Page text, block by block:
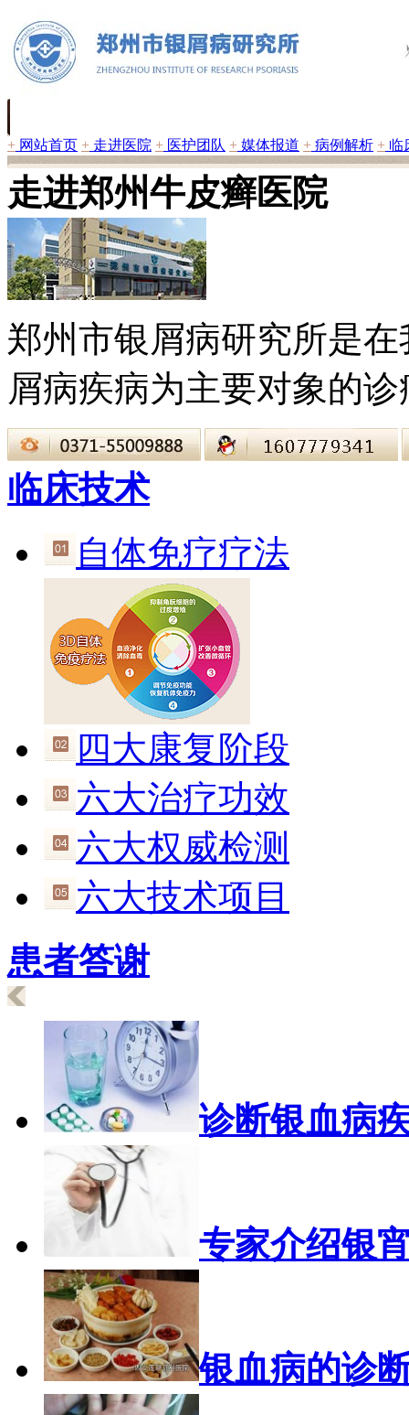
+ 网站首页 + 走进医院 + 医护团队 + 媒体报道 + 病例解析 + 临
走进郑州牛皮癣医院
郑州市银屑病研究所是
屑病疾病为主要对象的
临床技术
自体免疗疗法
四大康复阶段
六大治疗功效
六大权威检测
六大技术项目
患者答谢
诊断银血病
专家介绍银
银血病的诊